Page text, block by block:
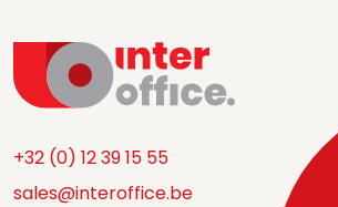
+32 (0) 12 39 15 55
sales@interoffice.be